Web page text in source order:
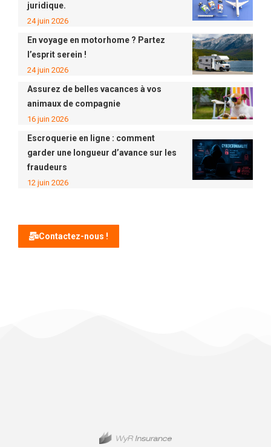
juridique.
24 juin 2026
En voyage en motorhome ? Partez
l’esprit serein !
24 juin 2026
Assurez de belles vacances à vos
animaux de compagnie
16 juin 2026
Escroquerie en ligne : comment
garder une longueur d’avance sur les
fraudeurs
12 juin 2026
Contactez-nous !